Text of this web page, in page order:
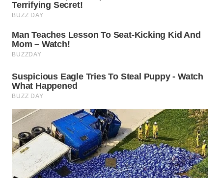
WN
SERIBU
TANGERANG
WN
BINJAI
WN
CIREBON
WN